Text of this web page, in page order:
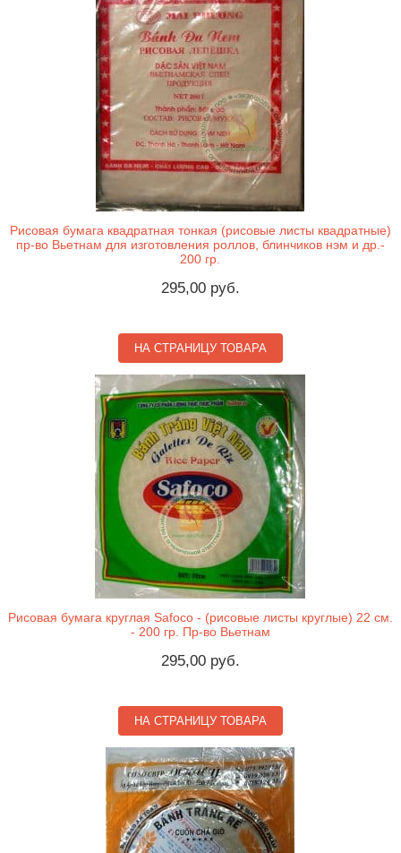
Рисовая бумага квадратная тонкая (рисовые листы квадратные)
пр-во Вьетнам для изготовления роллов, блинчиков нэм и др.-
200 гр.
295,00 руб.
НА СТРАНИЦУ ТОВАРА
Рисовая бумага круглая Safoco - (рисовые листы круглые) 22 см.
- 200 гр. Пр-во Вьетнам
295,00 руб.
НА СТРАНИЦУ ТОВАРА